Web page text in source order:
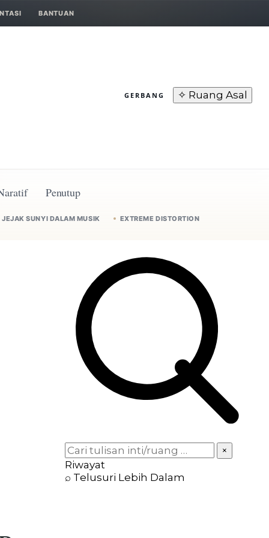
BANTUAN
GERBANG ✧ Ruang Asal
Penutup
JEJAK SUNYI DALAM MUSIK EXTREME DISTORTION
×
Riwayat
⌕ Telusuri Lebih Dalam